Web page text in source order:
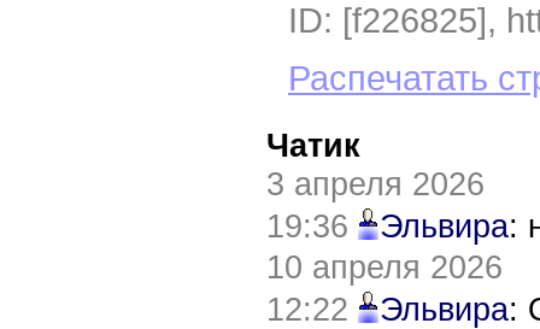
ID: [f226825],
Распечатать
Чатик
3 апреля 2026
19:36
Эльвира:
10 апреля 2026
12:22
Эльвира: